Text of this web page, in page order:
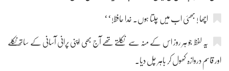
اچھا ! بھئی اب میں چلتا ہوں۔ خدا حافظ!‘‘
یہ لفظ جو ہر روز اس کے منہ سے نکلتے تھے آج بھی اپنی پرانی آسانی کے ساتھ نکلے
اور قاسم دروازہ کھول کر باہر چل دیا۔